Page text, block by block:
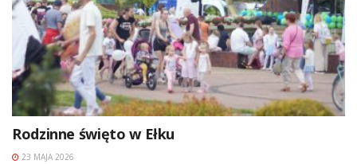
Rodzinne święto w Ełku
23 MAJA 2026